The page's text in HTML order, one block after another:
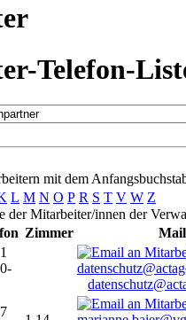
Telefon-
mit dem
L M N O P R S T V W Z
der Mitarbeiter/innen der
Zimmer
Mail